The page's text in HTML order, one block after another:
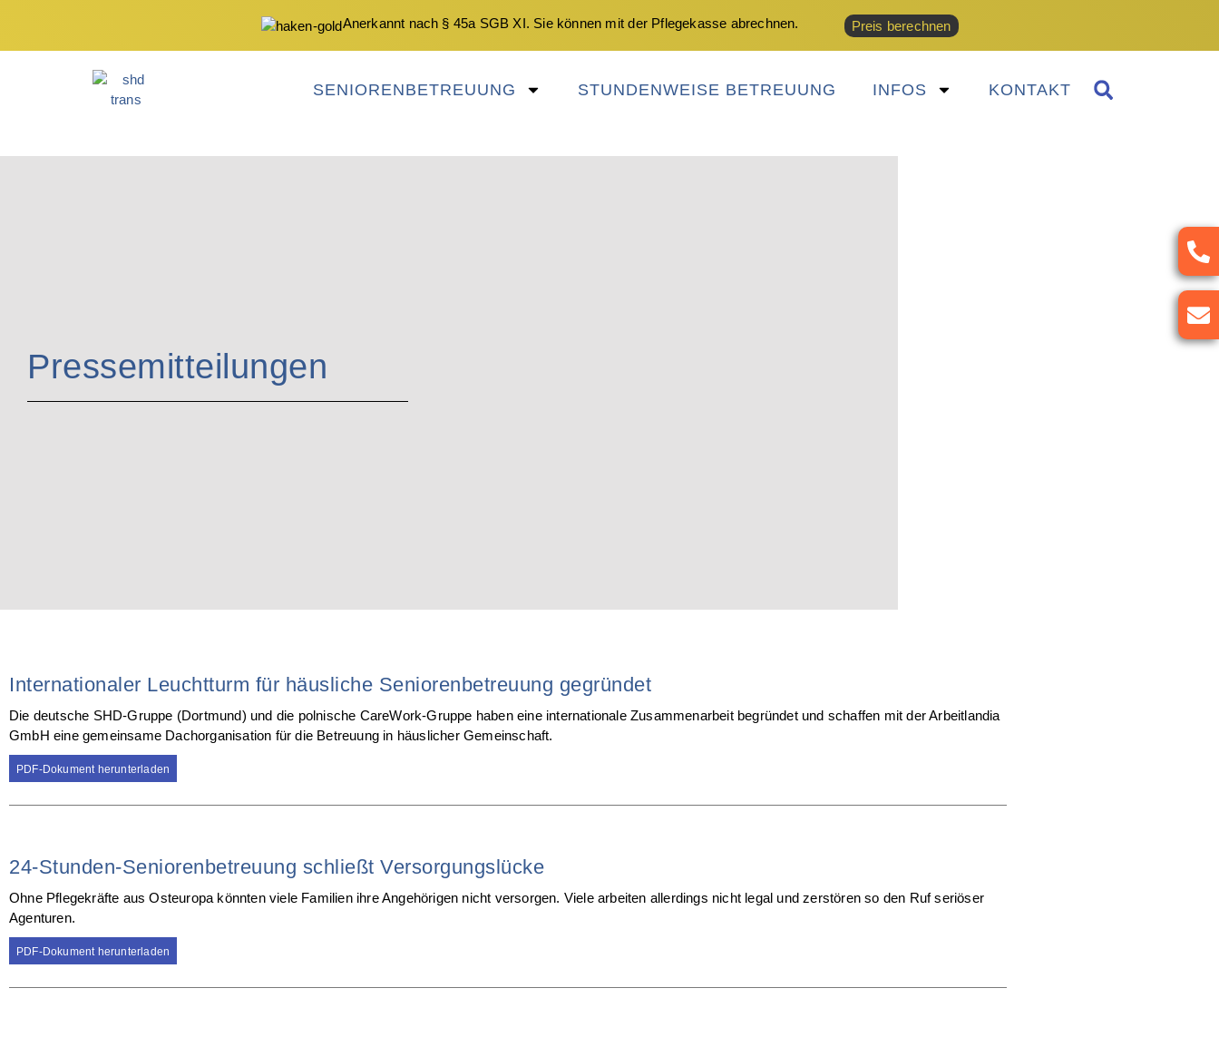
Anerkannt nach § 45a SGB XI. Sie können mit der Pflegekasse abrechnen. Preis berechnen
SENIORENBETREUUNG STUNDENWEISE BETREUUNG INFOS KONTAKT
Pressemitteilungen
Internationaler Leuchtturm für häusliche Seniorenbetreuung gegründet
Die deutsche SHD-Gruppe (Dortmund) und die polnische CareWork-Gruppe haben eine internationale Zusammenarbeit begründet und schaffen mit der Arbeitlandia
GmbH eine gemeinsame Dachorganisation für die Betreuung in häuslicher Gemeinschaft.
PDF-Dokument herunterladen
24-Stunden-Seniorenbetreuung schließt Versorgungslücke
Ohne Pflegekräfte aus Osteuropa könnten viele Familien ihre Angehörigen nicht versorgen. Viele arbeiten allerdings nicht legal und zerstören so den Ruf seriöser
Agenturen.
PDF-Dokument herunterladen